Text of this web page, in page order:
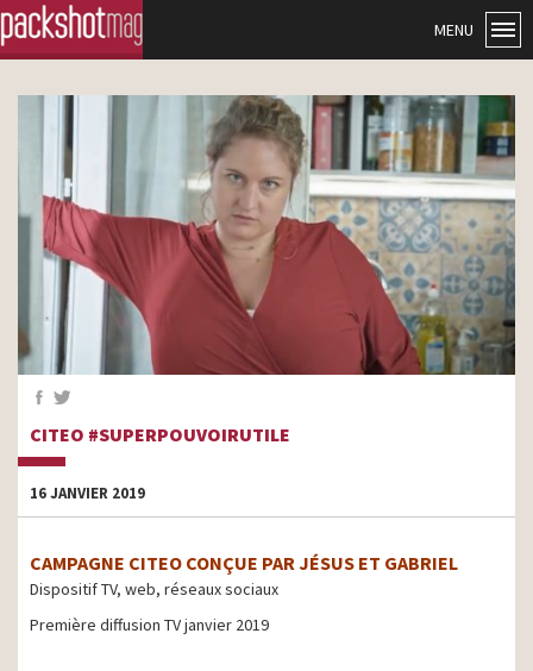
MENU
CITEO #SUPERPOUVOIRUTILE
16 JANVIER 2019
CAMPAGNE CITEO CONÇUE PAR JÉSUS ET GABRIEL
Dispositif TV, web, réseaux sociaux
Première diffusion TV janvier 2019